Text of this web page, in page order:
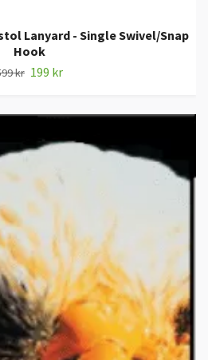
Lanyard - Single Swivel/Snap
Hook
kr 199 kr